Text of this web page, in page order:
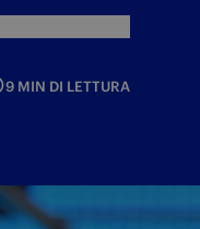
9 MIN DI LETTURA